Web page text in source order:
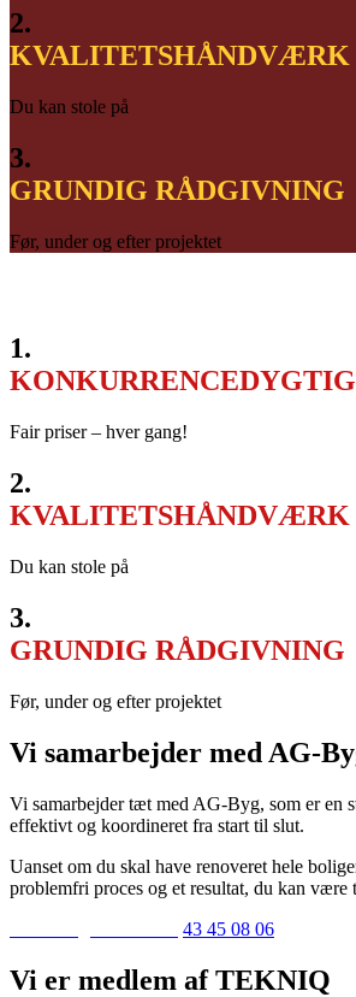
2.
KVALITETSHÅNDVÆRK
Du kan stole på
3.
GRUNDIG RÅDGIVNING
Før, under og efter projektet
1.
Fair priser – hver gang!
2.
KVALITETSHÅNDVÆRK
Du kan stole på
3.
GRUNDIG RÅDGIVNING
Før, under og efter projektet
Vi samarbejder med ​AG-
Vi samarbejder tæt med AG-Byg, som er en
effektivt og koordineret fra start til slut.
Uanset om du skal have renoveret hele
problemfri proces og et resultat, du kan være
43 45 08 06
Vi er medlem af TEKNIQ